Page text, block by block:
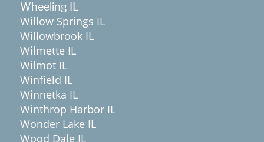
Wheeling IL
Willow Springs IL
Willowbrook IL
Wilmette IL
Wilmot IL
Winfield IL
Winnetka IL
Winthrop Harbor IL
Wonder Lake IL
Wood Dale IL